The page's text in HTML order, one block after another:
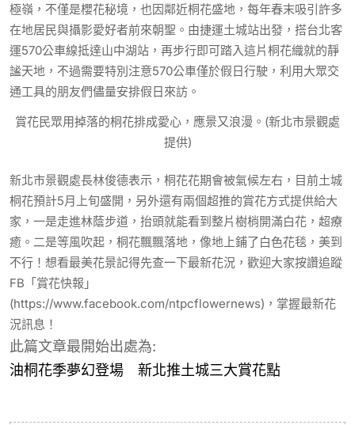
極嶺，不僅是櫻花秘境，也因鄰近桐花盛地，每年春末吸引許多
在地居民與攝影愛好者前來朝聖。由捷運土城站出發，搭台北客
運570公車線抵達山中湖站，再步行即可踏入這片桐花織就的靜
謐天地，不過需要特別注意570公車僅於假日行駛，利用大眾交
通工具的朋友們儘量安排假日來訪。
賞花民眾用掉落的桐花排成愛心，應景又浪漫。(新北市景觀處
提供)
新北市景觀處長林俊德表示，桐花花期會被氣候左右，目前土城
桐花預計5月上旬盛開，另外還有兩個超推的賞花方式提供給大
家，一是走進林蔭步道，抬頭就能看到整片樹梢開滿白花，超療
癒。二是等風吹起，桐花飄飄落地，像地上鋪了白色花毯，美到
不行！想看最美花景記得先查一下最新花況，歡迎大家按讚追蹤
FB「賞花快報」
(https://www.facebook.com/ntpcflowernews)，掌握最新花
況訊息！
此篇文章最開始出處為:
油桐花季夢幻登場 新北推土城三大賞花點